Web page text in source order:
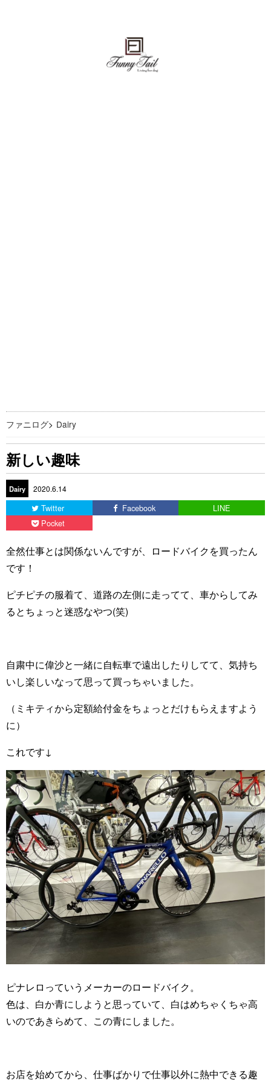
ファニログ> Dairy
新しい趣味
Dairy 2020.6.14
Twitter Facebook
LINE
Pocket
全然仕事とは関係ないんですが、ロードバイクを買ったん
です！
ピチピチの服着て、道路の左側に走ってて、車からしてみ
るとちょっと迷惑なやつ(笑)
自粛中に偉沙と一緒に自転車で遠出したりしてて、気持ち
いし楽しいなって思って買っちゃいました。
（ミキティから定額給付金をちょっとだけもらえますよう
に）
これです↓
ピナレロっていうメーカーのロードバイク。
色は、白か青にしようと思っていて、白はめちゃくちゃ高
いのであきらめて、この青にしました。
お店を始めてから、仕事ばかりで仕事以外に熱中できる趣